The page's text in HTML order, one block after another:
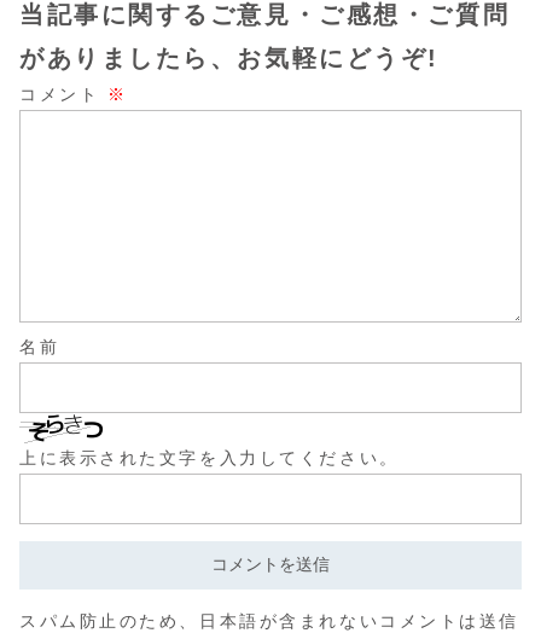
当記事に関するご意見・ご感想・ご質問
がありましたら、お気軽にどうぞ!
コメント ※
名前
上に表示された文字を入力してください。
スパム防止のため、日本語が含まれないコメントは送信